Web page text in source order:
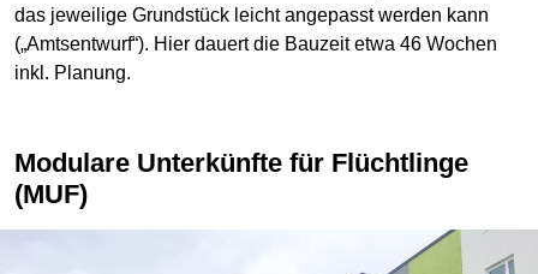
das jeweilige Grundstück leicht angepasst werden kann
(„Amtsentwurf“). Hier dauert die Bauzeit etwa 46 Wochen
inkl. Planung.
Modulare Unterkünfte für Flüchtlinge
(MUF)